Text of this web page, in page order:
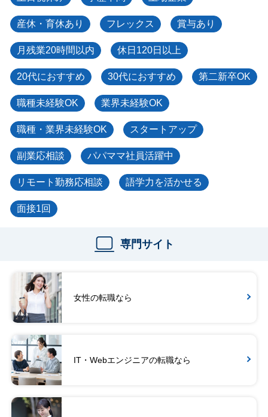
産休・育休あり フレックス 賞与あり
月残業20時間以内 休日120日以上
20代におすすめ 30代におすすめ 第二新卒OK
職種未経験OK 業界未経験OK
職種・業界未経験OK スタートアップ
副業応相談 パパママ社員活躍中
リモート勤務応相談 語学力を活かせる
面接1回
専門サイト
女性の転職なら
IT・Webエンジニアの転職なら